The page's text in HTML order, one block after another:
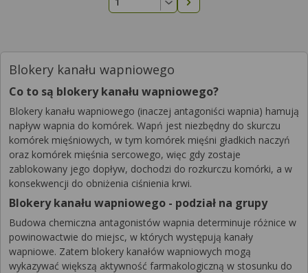
Następna strona
Blokery kanału wapniowego
Co to są blokery kanału wapniowego?
Blokery kanału wapniowego (inaczej antagoniści wapnia) hamują
napływ wapnia do komórek. Wapń jest niezbędny do skurczu
komórek mięśniowych, w tym komórek mięśni gładkich naczyń
oraz komórek mięśnia sercowego, więc gdy zostaje
zablokowany jego dopływ, dochodzi do rozkurczu komórki, a w
konsekwencji do obniżenia ciśnienia krwi.
Blokery kanału wapniowego - podział na grupy
Budowa chemiczna antagonistów wapnia determinuje różnice w
powinowactwie do miejsc, w których występują kanały
wapniowe. Zatem blokery kanałów wapniowych mogą
wykazywać większą aktywność farmakologiczną w stosunku do